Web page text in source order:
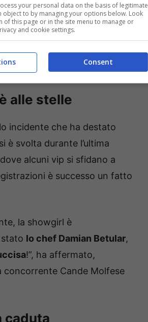
coltivando la sua passione
Ballando con le stelle. In
alle stelle
incidente che ha destato
è svolta durante l’ultima
alcuni vip si sfidano a
è successo un fatto
la showgirl è
lo chef Damian Betular,
!”, ha affermato,
Cande Molfese
caduta
your personal data on the basis of legitimate
object to by managing your options below. Look
of this page or in the site menu to manage or
and cookie settings.
Consent